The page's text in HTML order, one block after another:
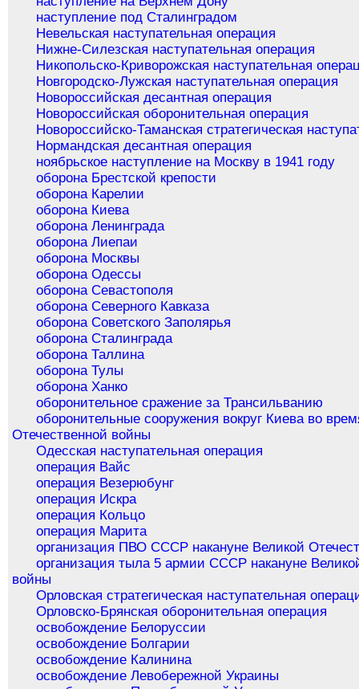
наступление под Сталинградом
Невельская наступательная операция
Нижне-Силезская наступательная операция
Никопольско-Криворожская наступательная
Новгородско-Лужская наступательная операция
Новороссийская десантная операция
Новороссийская оборонительная операция
Новороссийско-Таманская стратегическая
Нормандская десантная операция
ноябрьское наступление на Москву в 1941 году
оборона Брестской крепости
оборона Карелии
оборона Киева
оборона Ленинграда
оборона Лиепаи
оборона Москвы
оборона Одессы
оборона Севастополя
оборона Северного Кавказа
оборона Советского Заполярья
оборона Сталинграда
оборона Таллина
оборона Тулы
оборона Ханко
оборонительное сражение за Трансильванию
оборонительные сооружения вокруг Киева во
Отечественной войны
Одесская наступательная операция
операция Вайс
операция Везерюбунг
операция Искра
операция Кольцо
операция Марита
организация ПВО СССР накануне Великой
организация тыла 5 армии СССР накануне
войны
Орловская стратегическая наступательная
Орловско-Брянская оборонительная операция
освобождение Белоруссии
освобождение Болгарии
освобождение Калинина
освобождение Левобережной Украины